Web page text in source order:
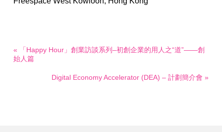
« 「Happy Hour」創業訪談系列–初創企業的用人之“道”——創
始人篇
Digital Economy Accelerator (DEA) – 計劃簡介會 »